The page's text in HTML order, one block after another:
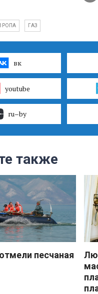
ГАЗ
вк
youtube
ru–by
также
песчаная